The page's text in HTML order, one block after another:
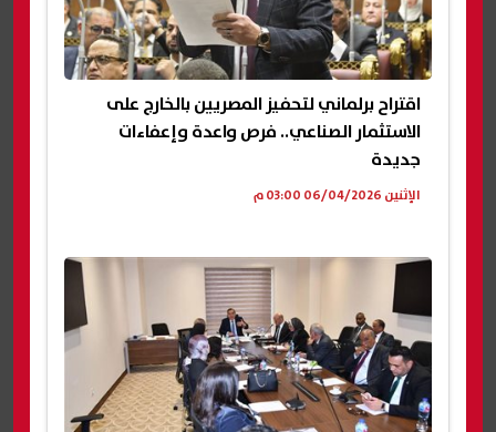
اقتراح برلماني لتحفيز المصريين بالخارج على
الاستثمار الصناعي.. فرص واعدة وإعفاءات
جديدة
الإثنين 06/04/2026 03:00 م